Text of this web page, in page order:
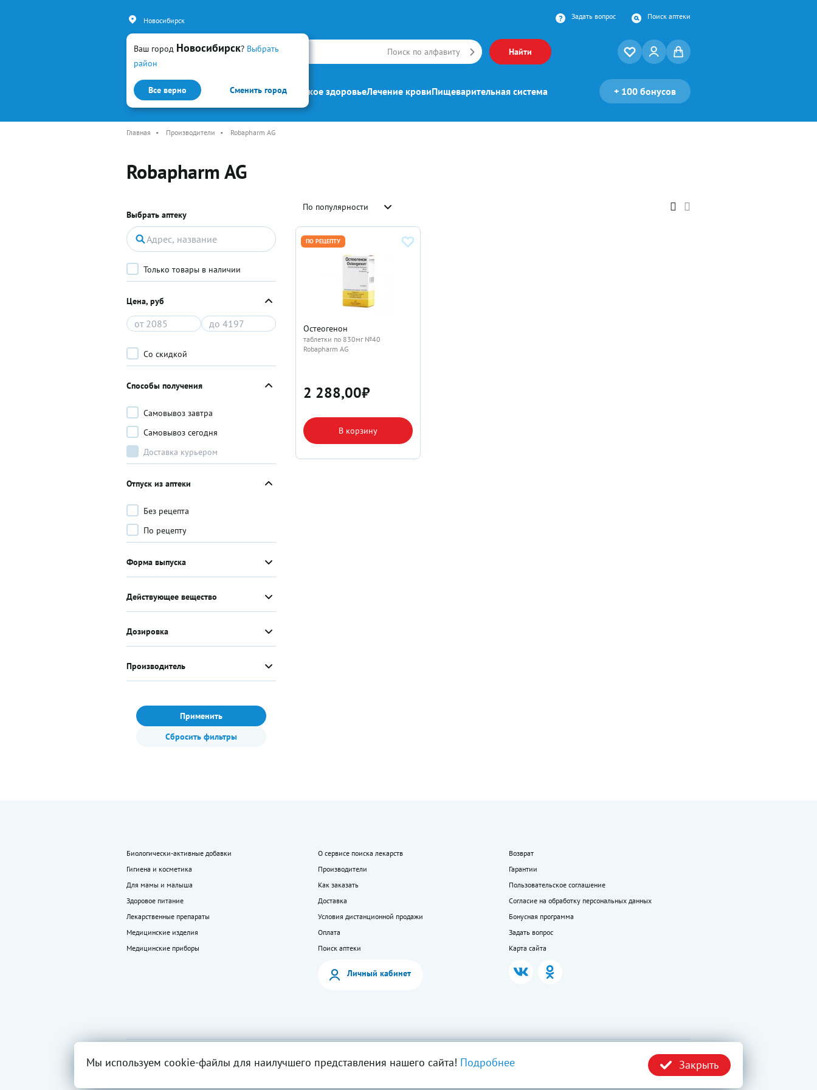
Ваш город Новосибирск? Выбрать
район
Все верно Сменить город
Новосибирск Задать вопрос Поиск аптеки
Искать Поиск по алфавиту Найти
Каталог Простуда и гриппЖенское здоровьеЛечение кровиПищеварительная система + 100 бонусов
Главная • Производители • Robapharm AG
Robapharm AG
Выбрать аптеку
Только товары в наличии
Цена, руб
Со скидкой
Способы получения
Самовывоз завтра
Самовывоз сегодня
Доставка курьером
Отпуск из аптеки
Без рецепта
По рецепту
Форма выпуска
Действующее вещество
Дозировка
Производитель
Применить
Сбросить фильтры
По популярности
ПО РЕЦЕПТУ
Остеогенон
таблетки по 830мг №40
Robapharm AG
2 288,00₽
В корзину
Биологически-активные добавки
Гигиена и косметика
Для мамы и малыша
Здоровое питание
Лекарственные препараты
Медицинские изделия
Медицинские приборы
О сервисе поиска лекарств
Производители
Как заказать
Доставка
Условия дистанционной продажи
Оплата
Поиск аптеки
Возврат
Гарантии
Пользовательское соглашение
Согласие на обработку персональных данных
Бонусная программа
Задать вопрос
Карта сайта
Личный кабинет
«LEKkupi»
Все права
защищены.
Вся информация на сайте — собственность ООО «Моя аптека». Публикация с сайта www.lekkupi.ru без
разрешения запрещена.
конфиденциальности
Мы используем cookie-файлы для наилучшего представления нашего сайта! Подробнее Закрыть